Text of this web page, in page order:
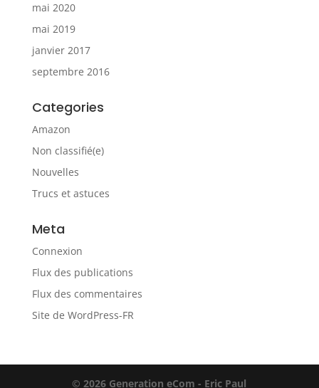
mai 2020
mai 2019
janvier 2017
septembre 2016
Categories
Amazon
Non classifié(e)
Nouvelles
Trucs et astuces
Meta
Connexion
Flux des publications
Flux des commentaires
Site de WordPress-FR
© 2026 Generation eCom - Eric Paul